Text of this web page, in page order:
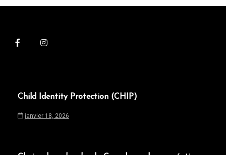
Child Identity Protection (CHIP)
janvier 18, 2026